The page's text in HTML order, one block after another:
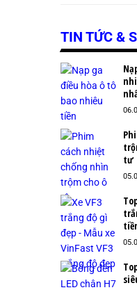
TIN TỨC &
tư